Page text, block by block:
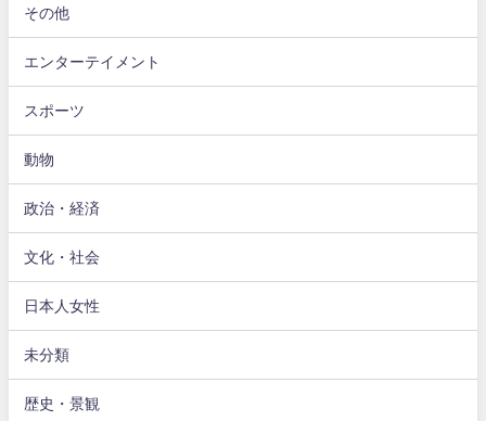
その他
エンターテイメント
スポーツ
動物
政治・経済
文化・社会
日本人女性
未分類
歴史・景観